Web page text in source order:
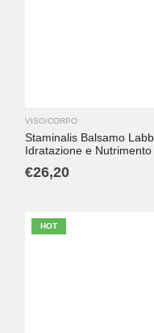
VISO/CORPO
Staminalis Balsamo
Idratazione e Nutrimento
€26,20
HOT